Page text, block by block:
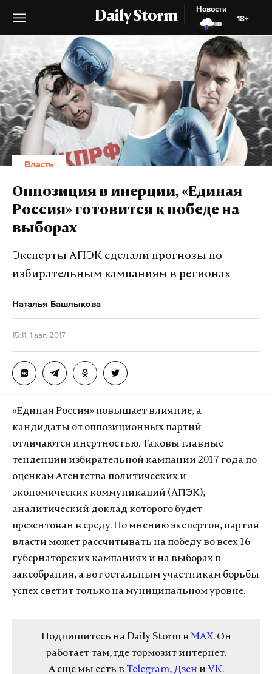
Daily Storm
Новости
18+
Власть
Оппозиция в инерции, «Единая
Россия» готовится к победе на
выборах
Эксперты АПЭК сделали прогнозы по
избирательным кампаниям в регионах
Наталья Башлыкова
15:11, 1 авг. 2017
«Единая Россия» повышает влияние, а
кандидаты от оппозиционных партий
отличаются инертностью. Таковы главные
тенденции избирательной кампании 2017 года по
оценкам Агентства политических и
экономических коммуникаций (АПЭК),
аналитический доклад которого будет
презентован в среду. По мнению экспертов, партия
власти может рассчитывать на победу во всех 16
губернаторских кампаниях и на выборах в
заксобрания, а вот остальным участникам борьбы
успех светит только на муниципальном уровне.
Подпишитесь на Daily Storm в MAX. Он
работает там, где тормозит интернет.
А еще мы есть в Telegram, Дзен и VK.